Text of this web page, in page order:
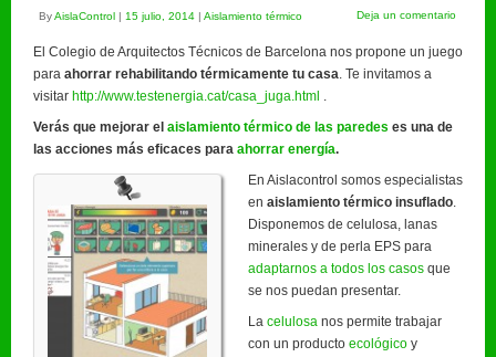
ByAislaControl | 15 julio, 2014 | Aislamiento térmico Deja un comentario
El Colegio de Arquitectos Técnicos de Barcelona nos propone un juego
para ahorrar rehabilitando térmicamente tu casa. Te invitamos a
visitar http://www.testenergia.cat/casa_juga.html .
Verás que mejorar el aislamiento térmico de las paredes es una de
las acciones más eficaces para ahorrar energía.
En Aislacontrol somos especialistas
en aislamiento térmico insuflado.
Disponemos de celulosa, lanas
minerales y de perla EPS para
adaptarnos a todos los casos que
se nos puedan presentar.
La celulosa nos permite trabajar
con un producto ecológico y